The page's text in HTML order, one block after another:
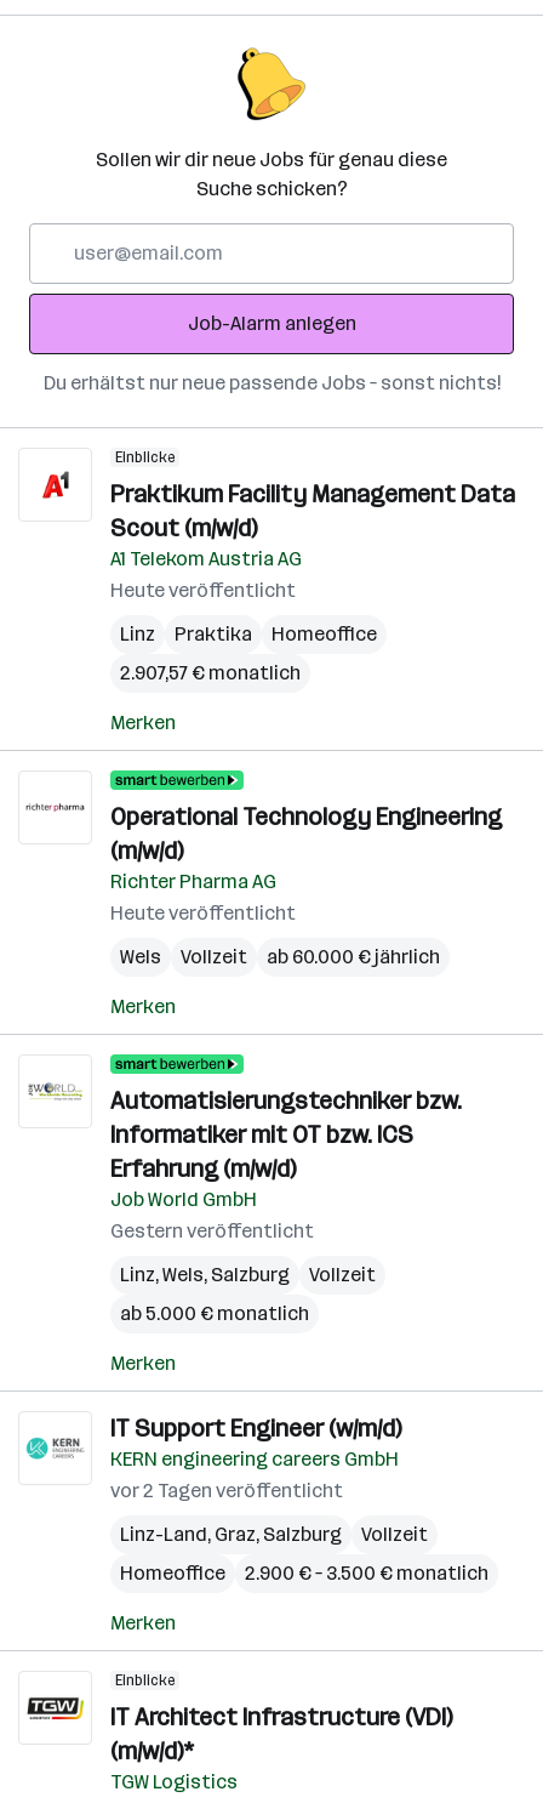
Sollen wir dir neue Jobs für genau diese
Suche schicken?
Adresse
Job-Alarm anlegen
Du erhältst nur neue passende Jobs – sonst nichts!
Einblicke
Praktikum Facility Management Data
Scout (m/w/d)
A1 Telekom Austria AG
Heute veröffentlicht
Linz
Praktika
Homeoffice
2.907,57 € monatlich
Merken
Operational Technology Engineering
(m/w/d)
Richter Pharma AG
Heute veröffentlicht
Wels
Vollzeit ab 60.000 € jährlich
Merken
Automatisierungstechniker bzw.
Informatiker mit OT bzw. ICS
Erfahrung (m/w/d)
Job World GmbH
Gestern veröffentlicht
Linz,Wels, Salzburg
Vollzeit
ab 5.000 € monatlich
Merken
IT Support Engineer (w/m/d)
KERN engineering careers GmbH
vor 2 Tagen veröffentlicht
Linz-Land, Graz, Salzburg
Vollzeit
Homeoffice
2.900 € – 3.500 € monatlich
Merken
Einblicke
IT Architect Infrastructure (VDI)
(m/w/d)*
TGW Logistics